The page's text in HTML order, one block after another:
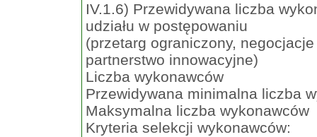
IV.1.6) Przewidywana liczba
udziału w postępowaniu
(przetarg ograniczony,
partnerstwo innowacyjne)
Liczba wykonawców
Przewidywana minimalna liczba
Maksymalna liczba wykonawców
Kryteria selekcji wykonawców: